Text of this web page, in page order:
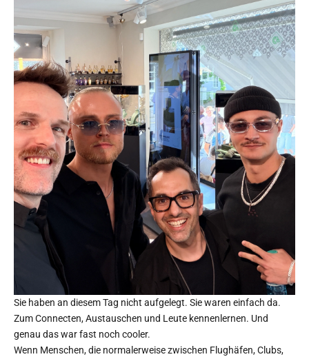
Sie haben an diesem Tag nicht aufgelegt. Sie waren einfach da.
Zum Connecten, Austauschen und Leute kennenlernen. Und
genau das war fast noch cooler.
Wenn Menschen, die normalerweise zwischen Flughäfen, Clubs,